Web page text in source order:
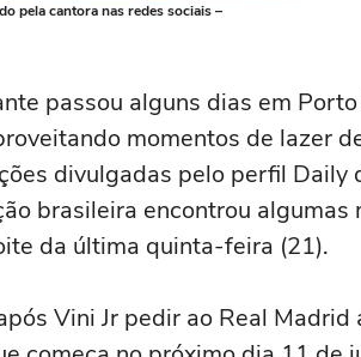
pela cantora nas redes sociais –
passou alguns dias em
momentos de lazer
divulgadas pelo perfil Daily
brasileira encontrou algumas
da última quinta-feira (21).
Vini Jr pedir ao Real Madrid